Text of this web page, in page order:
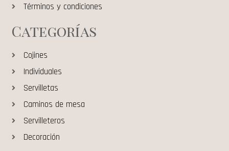
Términos y condiciones
Categorías
Cojines
Individuales
Servilletas
Caminos de mesa
Servilleteros
Decoración